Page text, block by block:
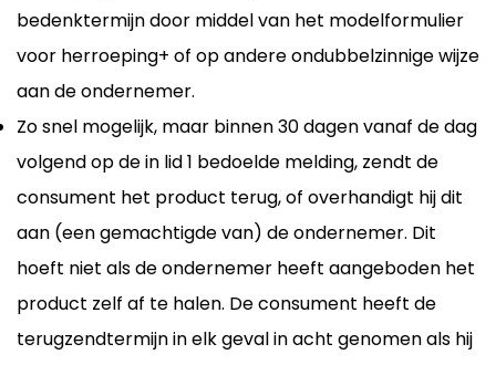
bedenktermijn door middel van het modelformulier
voor herroeping+ of op andere ondubbelzinnige wijze
aan de ondernemer.
Zo snel mogelijk, maar binnen 30 dagen vanaf de dag
volgend op de in lid 1 bedoelde melding, zendt de
consument het product terug, of overhandigt hij dit
aan (een gemachtigde van) de ondernemer. Dit
hoeft niet als de ondernemer heeft aangeboden het
product zelf af te halen. De consument heeft de
terugzendtermijn in elk geval in acht genomen als hij